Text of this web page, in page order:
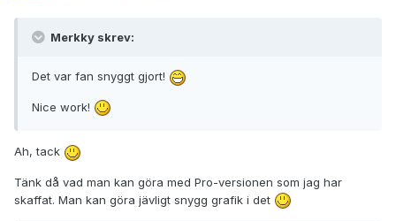
Merkky skrev:
Det var fan snyggt gjort!
Nice work!
Ah, tack
Tänk då vad man kan göra med Pro-versionen som jag har
skaffat. Man kan göra jävligt snygg grafik i det